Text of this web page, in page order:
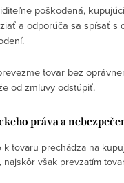
poškodená,
a odporúča sa spísať s
tovar bez
od zmluvy odstúpiť.
práva a
k tovaru prechádza na
najskôr však prevzatím